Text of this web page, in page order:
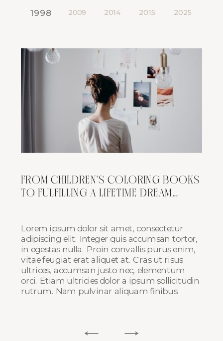
FROM CHILDREN'S COLORING BOOKS
TO FULFILLING A LIFETIME DREAM...
Lorem ipsum dolor sit amet, consectetur
adipiscing elit. Integer quis accumsan tortor,
in egestas nulla. Proin convallis purus enim,
vitae feugiat erat aliquet at. Cras ut risus
ultrices, accumsan justo nec, elementum
orci. Etiam ultricies dolor a ipsum sollicitudin
rutrum. Nam pulvinar aliquam finibus.
1998 2009 2014 2015 2025